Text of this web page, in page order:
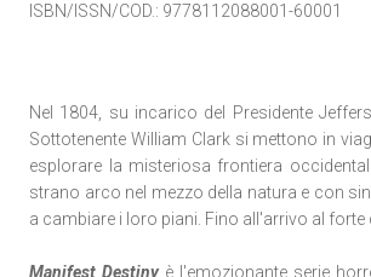
ISBN/ISSN/COD.: 9778112088001-60001
Nel 1804, su incarico del Presidente
Sottotenente William Clark si mettono in
esplorare la misteriosa frontiera
strano arco nel mezzo della natura e con
a cambiare i loro piani. Fino all'arrivo al forte
Manifest Destinyè l'emozionante serie